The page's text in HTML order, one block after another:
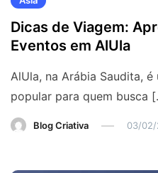
Dicas de Viagem:
Eventos em AlUla
AlUla, na Arábia Saudita,
popular para quem busca
Blog Criativa 03/